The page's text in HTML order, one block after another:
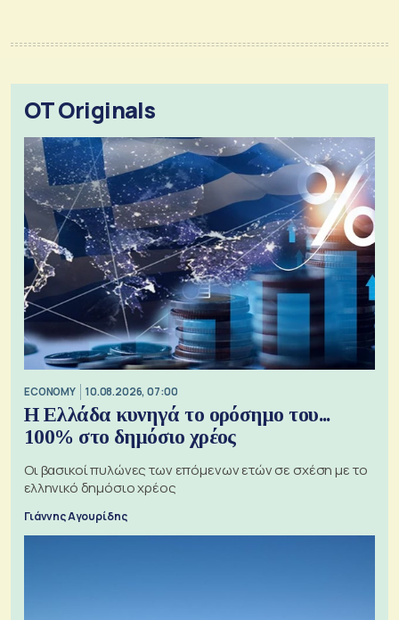
OT Originals
ECONOMY 10.08.2026, 07:00
Η Ελλάδα κυνηγά το ορόσημο του...
100% στο δημόσιο χρέος
Οι βασικοί πυλώνες των επόμενων ετών σε σχέση με το
ελληνικό δημόσιο χρέος
Γιάννης Αγουρίδης